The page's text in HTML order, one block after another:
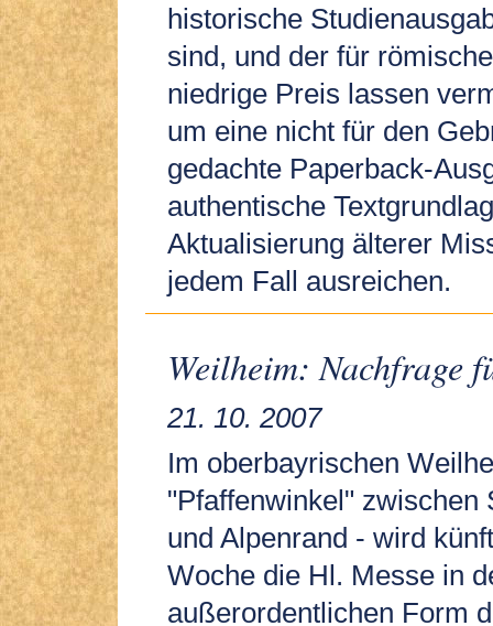
historische
sind, und der für
niedrige Preis lassen
um eine nicht für den
gedachte Paperback-
authentische
Aktualisierung älterer
jedem Fall ausreichen.
Weilheim: Nachfrage
21. 10. 2007
Im oberbayrischen
"Pfaffenwinkel" zwischen
und Alpenrand - wird
Woche die Hl. Messe in
außerordentlichen Form